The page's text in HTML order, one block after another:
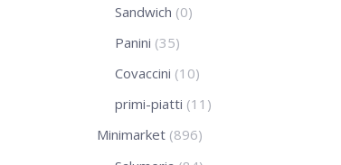
Sandwich (0)
Panini (35)
Covaccini (10)
primi-piatti (11)
Minimarket (896)